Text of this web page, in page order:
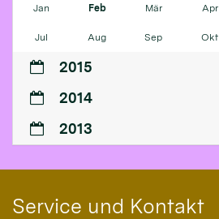
Jan Feb Mär Apr
Jul Aug Sep Okt
2015
2014
2013
Service und Kontakt